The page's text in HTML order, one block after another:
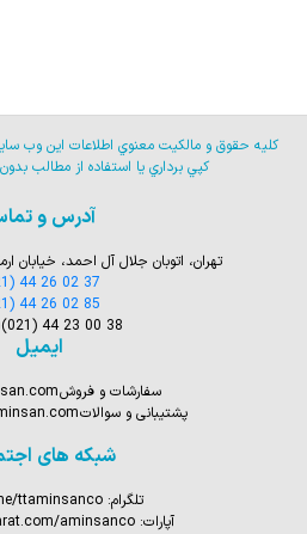
كليه حقوق و مالكيت معنوي اطلاعات اين وب
كپي برداري يا استفاده از مطالب بدون
آدرس و
تهران، اتوبان جلال آل احمد، خیابان ارمکان
44 26 02 37
44 26 02 85
(021) 44 23 00 38
ایمیل
سفارشات و فروش
پشتیبانی و سوالات
شبکه های
تلگرام:ttaminsanco
آپارات:aminsanco